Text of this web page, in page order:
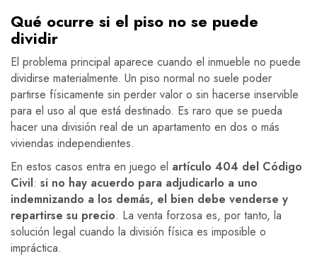
Qué ocurre si el piso no se puede
dividir
El problema principal aparece cuando el inmueble no puede
dividirse materialmente. Un piso normal no suele poder
partirse físicamente sin perder valor o sin hacerse inservible
para el uso al que está destinado. Es raro que se pueda
hacer una división real de un apartamento en dos o más
viviendas independientes.
En estos casos entra en juego el artículo 404 del Código
Civil: si no hay acuerdo para adjudicarlo a uno
indemnizando a los demás, el bien debe venderse y
repartirse su precio. La venta forzosa es, por tanto, la
solución legal cuando la división física es imposible o
impráctica.